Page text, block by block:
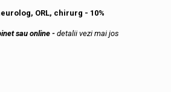
ORL, chirurg - 10%
sau online - detalii vezi mai jos